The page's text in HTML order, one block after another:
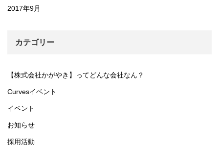
2017年9月
カテゴリー
【株式会社かがやき】ってどんな会社なん？
Curvesイベント
イベント
お知らせ
採用活動